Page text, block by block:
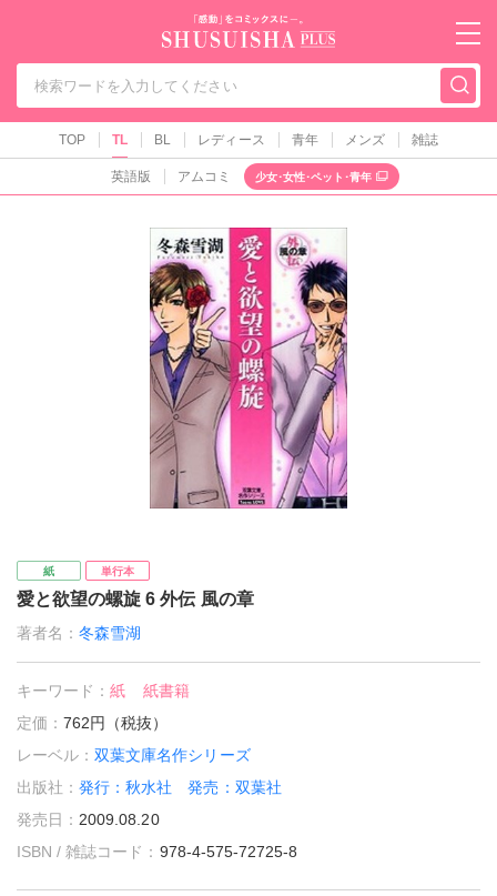
秋水社PLUS（テ
TOP TL BL レディース 青年 メンズ 雑誌
英語版 アムコミ 少女･女性･ペット･青年
紙 単行本
愛と欲望の螺旋 6 外伝 風の章
著者名：冬森雪湖
キーワード：紙
紙書籍
定価：762円（税抜）
レーベル：双葉文庫名作シリーズ
出版社：発行：秋水社 発売：双葉社
発売日： 2009.08.20
ISBN / 雑誌コード： 978-4-575-72725-8